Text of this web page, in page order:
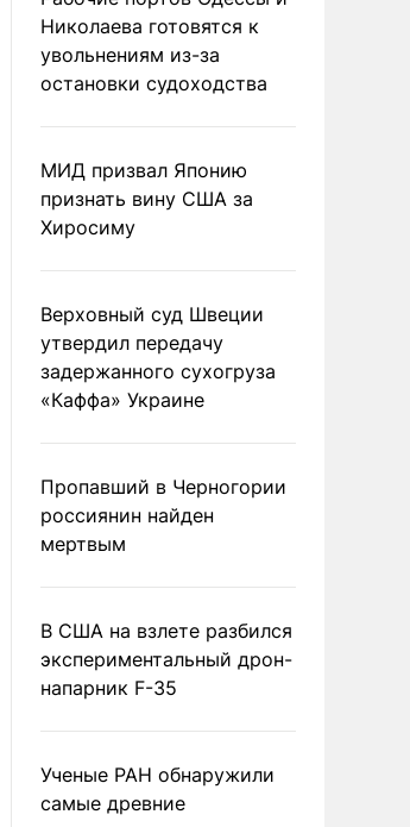
Николаева готовятся к
увольнениям из-за
остановки судоходства
МИД призвал Японию
признать вину США за
Хиросиму
Верховный суд Швеции
утвердил передачу
задержанного сухогруза
«Каффа» Украине
Пропавший в Черногории
россиянин найден
мертвым
В США на взлете разбился
экспериментальный дрон-
напарник F-35
Ученые РАН обнаружили
самые древние